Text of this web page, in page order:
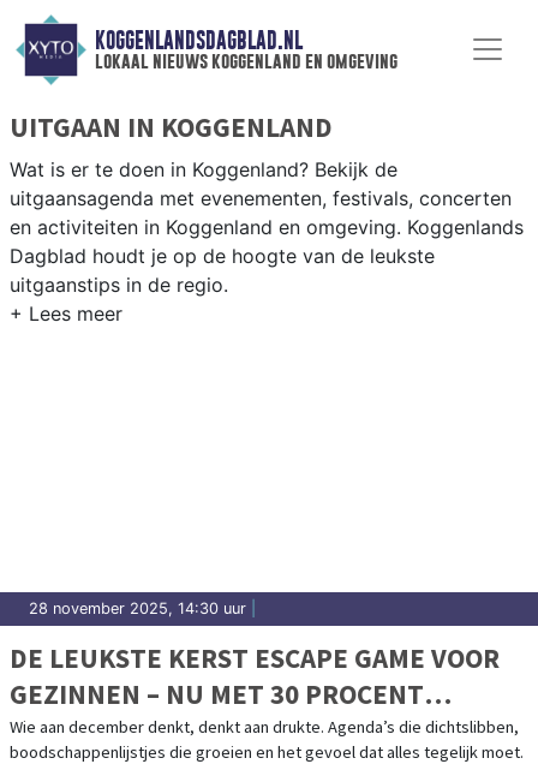
KOGGENLANDSDAGBLAD.NL
lokaal nieuws koggenland en omgeving
UITGAAN IN KOGGENLAND
Wat is er te doen in Koggenland? Bekijk de
uitgaansagenda met evenementen, festivals, concerten
en activiteiten in Koggenland en omgeving. Koggenlands
Dagblad houdt je op de hoogte van de leukste
uitgaanstips in de regio.
28 november 2025, 14:30 uur
DE LEUKSTE KERST ESCAPE GAME VOOR
GEZINNEN – NU MET 30 PROCENT
KORTING
Wie aan december denkt, denkt aan drukte. Agenda’s die dichtslibben,
boodschappenlijstjes die groeien en het gevoel dat alles tegelijk moet.